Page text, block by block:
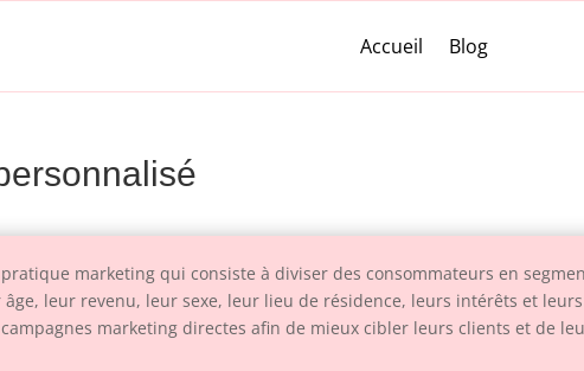
Accueil Blog
marketing qui consiste à diviser des consommateurs en
leur revenu, leur sexe, leur lieu de résidence, leurs intérêts et
marketing directes afin de mieux cibler leurs clients et de